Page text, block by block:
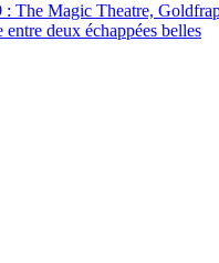
The Magic Theatre,
deux échappées belles